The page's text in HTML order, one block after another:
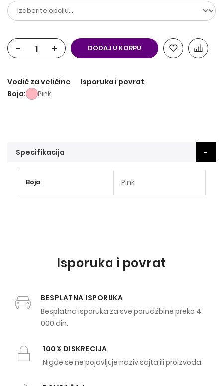
- + DODAJ U KORPU
Vodič za veličine
Isporuka i povrat
Boja
Pink
Specifikacija
informacija
Boja Pink
Isporuka i povrat
BESPLATNA ISPORUKA
Besplatna isporuka za sve porudžbine preko 4
000 din.
100% DISKRECIJA
Nigde se ne pojavljuje naziv sajta ili proizvoda.